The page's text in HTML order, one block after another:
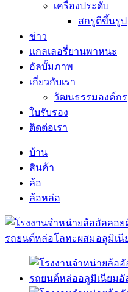
เครื่องประดับ
สกรูตีขึ้นรูป
ข่าว
แกลเลอรี่ยานพาหนะ
อัลบั้มภาพ
เกี่ยวกับเรา
วัฒนธรรมองค์กร
ใบรับรอง
ติดต่อเรา
บ้าน
สินค้า
ล้อ
ล้อหล่อ